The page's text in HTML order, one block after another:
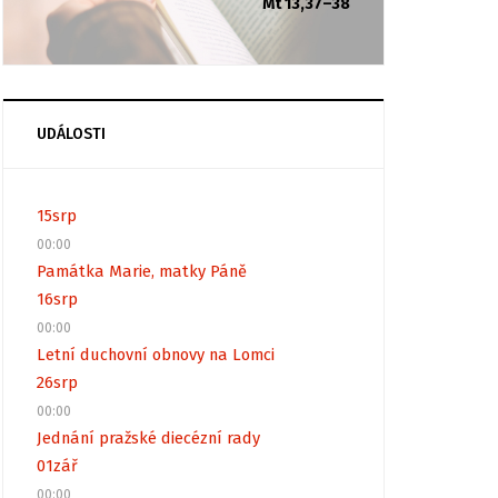
Mt 13,37–38
UDÁLOSTI
15srp
00:00
Památka Marie, matky Páně
16srp
00:00
Letní duchovní obnovy na Lomci
26srp
00:00
Jednání pražské diecézní rady
01zář
00:00